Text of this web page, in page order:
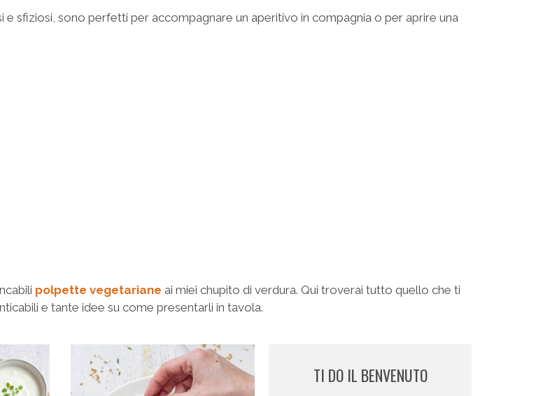
sfiziosi, sono perfetti per accompagnare un aperitivo in compagnia o per aprire una
polpette vegetariane ai miei chupito di verdura. Qui troverai tutto quello che ti
e tante idee su come presentarli in tavola.
TI DO IL BENVENUTO